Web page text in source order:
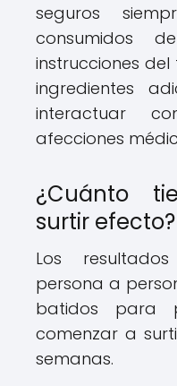
seguros
consumidos
instrucciones
ingredientes
interactuar
afecciones
¿Cuánto
surtir efecto?
Los
persona a
batidos para
comenzar a
semanas.